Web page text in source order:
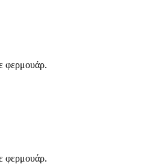
φερμουάρ.
φερμουάρ.